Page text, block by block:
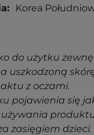
Korea
do użytku
uszkodzoną
z oczami.
pojawienia się
zasięgiem dzieci.